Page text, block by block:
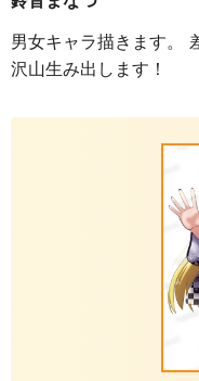
男女キャラ描きます。
沢山生み出します！